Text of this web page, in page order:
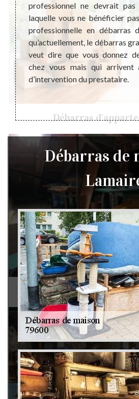
Débarras
Débarras de grenier
juste
coût
de
nous
si
nous
professionnel ne devrait
laquelle vous ne bénéficier
professionnelle en débarras
qu’actuellement, le débarras
veut dire que vous donnez
chez vous mais qui
d’intervention du prestataire.
Débarras de